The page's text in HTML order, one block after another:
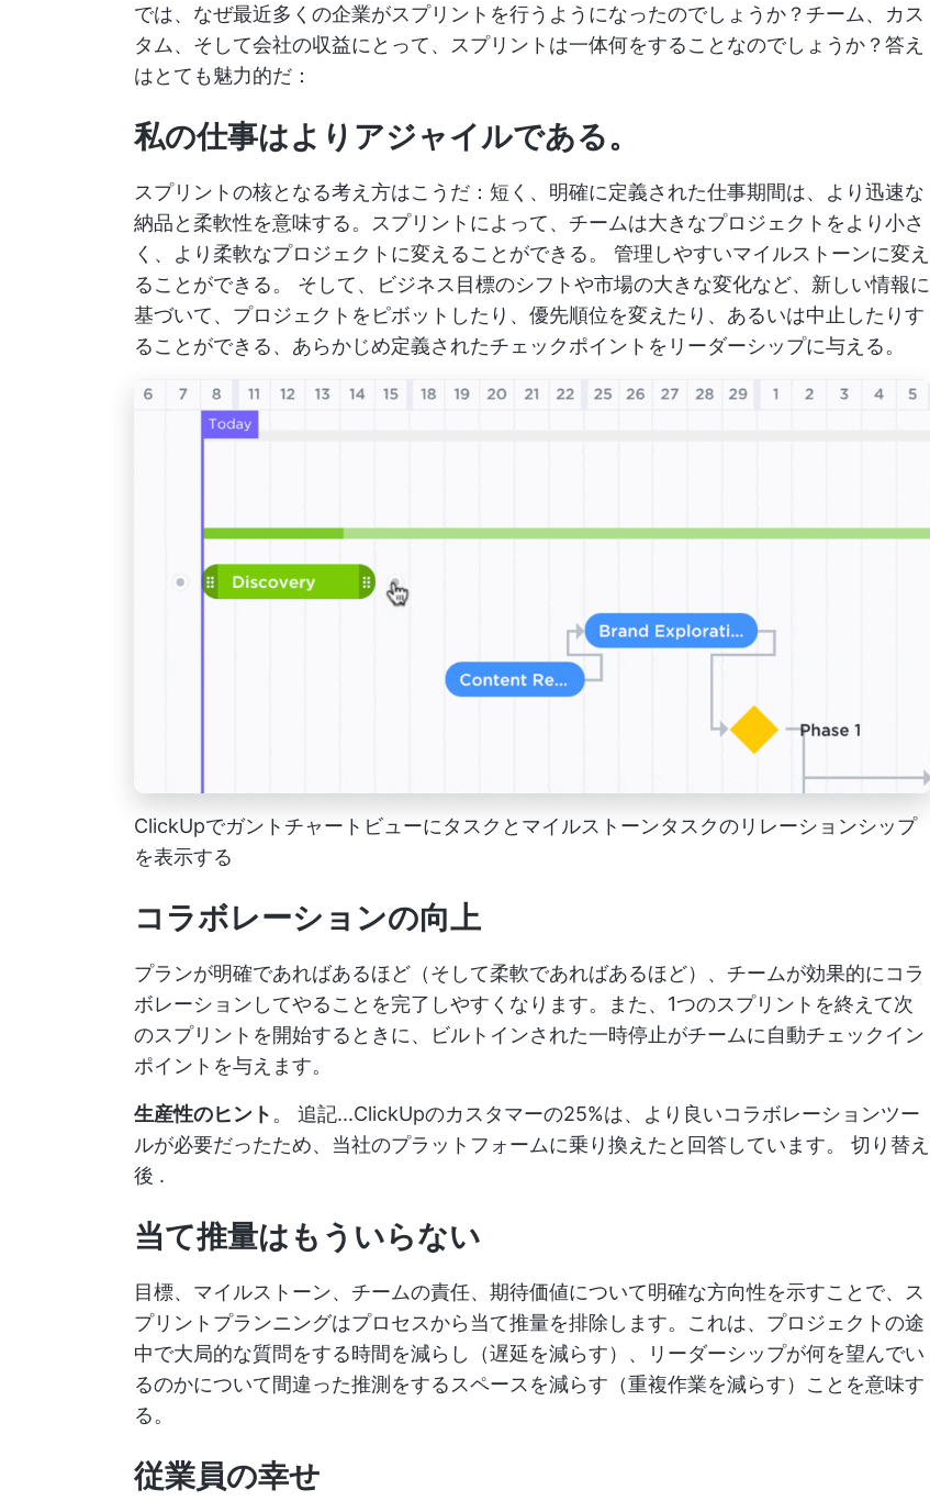
では、なぜ最近多くの企業がスプリントを行うようになったのでしょうか？チーム、カス
タム、そして会社の収益にとって、スプリントは一体何をすることなのでしょうか？答え
はとても魅力的だ：
私の仕事はよりアジャイルである。
スプリントの核となる考え方はこうだ：短く、明確に定義された仕事期間は、より迅速な
納品と柔軟性を意味する。スプリントによって、チームは大きなプロジェクトをより小さ
く、より柔軟なプロジェクトに変えることができる。 管理しやすいマイルストーンに変え
ることができる。
そして、ビジネス目標のシフトや市場の大きな変化など、新しい情報に
基づいて、プロジェクトをピボットしたり、優先順位を変えたり、あるいは中止したりす
ることができる、あらかじめ定義されたチェックポイントをリーダーシップに与える。
ClickUpでガントチャートビューにタスクとマイルストーンタスクのリレーションシップ
を表示する
コラボレーションの向上
プランが明確であればあるほど（そして柔軟であればあるほど）、チームが効果的にコラ
ボレーションしてやることを完了しやすくなります。また、1つのスプリントを終えて次
のスプリントを開始するときに、ビルトインされた一時停止がチームに自動チェックイン
ポイントを与えます。
生産性のヒント 。 追記...ClickUpのカスタマーの25%は、より良いコラボレーションツー
ルが必要だったため、当社のプラットフォームに乗り換えたと回答しています。 切り替え
後 .
当て推量はもういらない
目標、マイルストーン、チームの責任、期待価値について明確な方向性を示すことで、ス
プリントプランニングはプロセスから当て推量を排除します。これは、プロジェクトの途
中で大局的な質問をする時間を減らし（遅延を減らす）、リーダーシップが何を望んでい
るのかについて間違った推測をするスペースを減らす（重複作業を減らす）ことを意味す
る。
従業員の幸せ